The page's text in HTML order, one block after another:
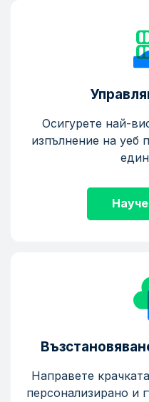
Осигурете най-
изпълнение на уеб
Направете
персонализирано и